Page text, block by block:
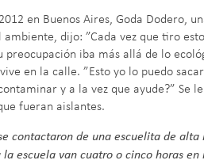
en Buenos Aires, Goda Dodero,
dijo: ”Cada vez que tiro
preocupación iba más allá de lo
en la calle. ”Esto yo lo puedo
y a la vez que ayude?” Se
fueran aislantes.
contactaron de una escuelita de
la escuela van cuatro o cinco horas